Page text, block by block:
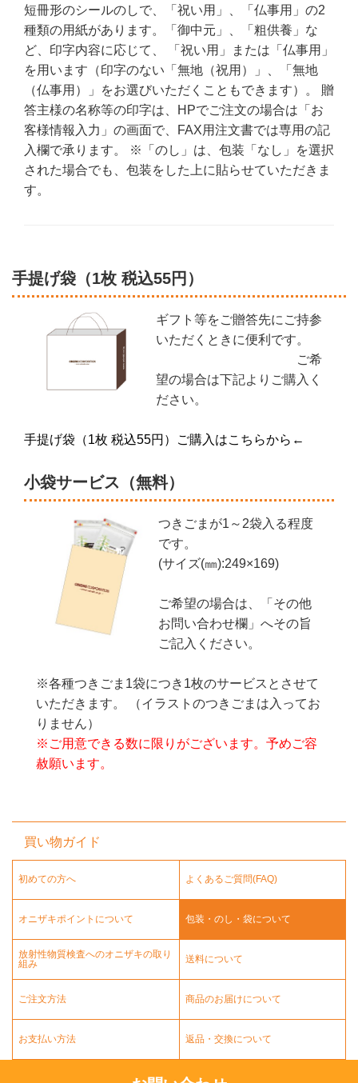
短冊形のシールのしで、「祝い用」、「仏事用」の2
種類の用紙があります。「御中元」、「粗供養」な
ど、印字内容に応じて、 「祝い用」または「仏事用」
を用います（印字のない「無地（祝用）」、「無地
（仏事用）」をお選びいただくこともできます）。 贈
答主様の名称等の印字は、HPでご注文の場合は「お
客様情報入力」の画面で、FAX用注文書では専用の記
入欄で承ります。 ※「のし」は、包装「なし」を選択
された場合でも、包装をした上に貼らせていただきま
す。
手提げ袋（1枚 税込55円）
ギフト等をご贈答先にご持参
いただくときに便利です。
ご希
望の場合は下記よりご購入く
ださい。
手提げ袋（1枚 税込55円）ご購入はこちらから←
小袋サービス（無料）
つきごまが1～2袋入る程度
です。
(サイズ(㎜):249×169)
ご希望の場合は、「その他
お問い合わせ欄」へその旨
ご記入ください。
※各種つきごま1袋につき1枚のサービスとさせて
いただきます。 （イラストのつきごまは入ってお
りません）
※ご用意できる数に限りがございます。予めご容
赦願います。
買い物ガイド
初めての方へ よくあるご質問(FAQ)
オニザキポイントについて 包装・のし・袋について
放射性物質検査へのオニザキの取り
組み
送料について
ご注文方法 商品のお届けについて
お支払い方法 返品・交換について